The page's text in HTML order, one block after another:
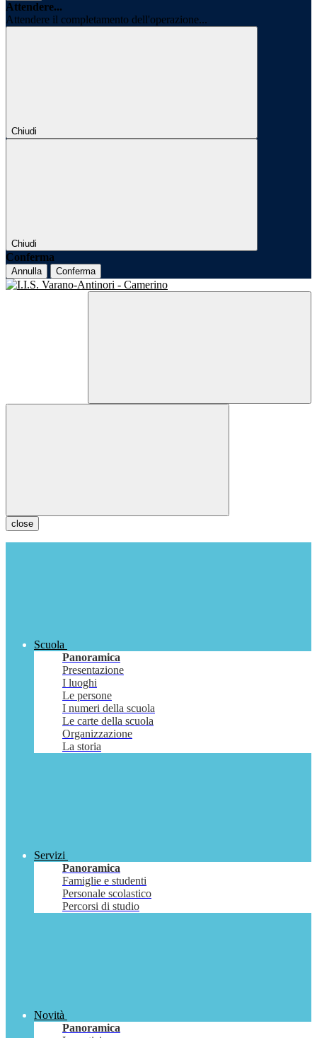
Attendere...
Attendere il completamento dell'operazione...
Chiudi
Chiudi
Conferma
Annulla Conferma
close
Scuola
Panoramica
Presentazione
I luoghi
Le persone
I numeri della scuola
Le carte della scuola
Organizzazione
La storia
Servizi
Panoramica
Famiglie e studenti
Personale scolastico
Percorsi di studio
Novità
Panoramica